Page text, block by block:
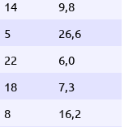
14
9,8
5
26,6
22
6,0
18
7,3
8
16,2